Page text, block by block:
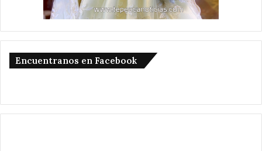
Encuentranos en Facebook